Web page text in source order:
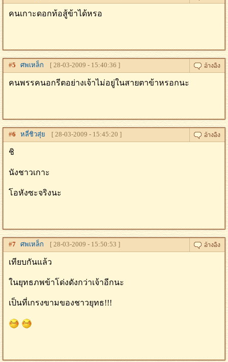
คนเกาะดอกท้อสู้ข้าได้หรอ
#5 ศพเหล็ก [ 28-03-2009 - 15:40:36 ]
คนพรรคนอกรีตอย่างเจ้าไม่อยู่ในสายตาข้าหรอกนะ
#6 หลี่ชิวสุ่ย [ 28-03-2009 - 15:45:20 ]
ชิ
นังชาวเกาะ
โอหังซะจริงนะ
#7 ศพเหล็ก [ 28-03-2009 - 15:50:53 ]
เทียบกันแล้ว
ในยุทธภพข้าโด่งดังกว่าเจ้าอีกนะ
เป็นที่เกรงขามของชาวยุทธ!!!